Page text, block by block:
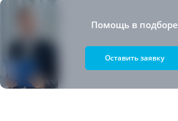
Помощь в подборе
Оставить заявку